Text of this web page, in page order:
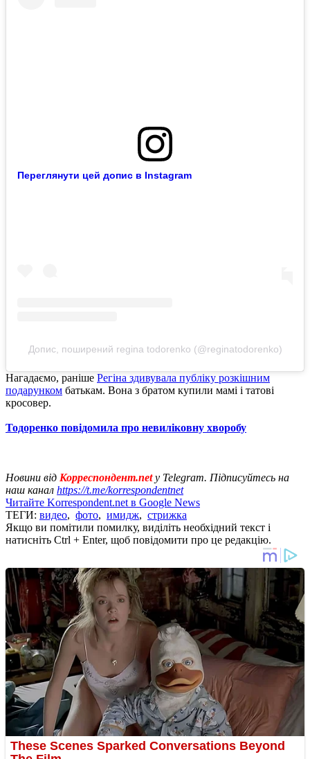
Переглянути цей допис в Instagram
Допис, поширений regina todorenko (@reginatodorenko)
Нагадаємо, раніше Регіна здивувала публіку розкішним
подарунком батькам. Вона з братом купили мамі і татові
кросовер.
Тодоренко повідомила про невиліковну хворобу
Новини від Корреспондент.netу Telegram. Підписуйтесь на
наш канал https://t.me/korrespondentnet
Читайте Korrespondent.net в Google News
ТЕГИ: видео, фото, имидж, стрижка
Якщо ви помітили помилку, виділіть необхідний текст і
натисніть Ctrl + Enter, щоб повідомити про це редакцію.